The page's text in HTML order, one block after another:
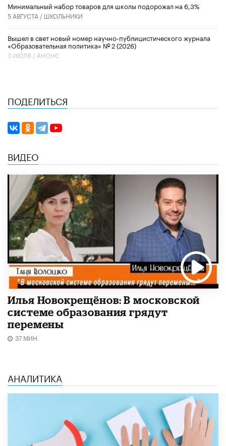
Минимальный набор товаров для школы подорожал на 6,3%
5 АВГУСТА / ШКОЛЬНИКИ
Вышел в свет новый номер научно-публицистического журнала
«Образовательная политика» № 2 (2026)
3 ИЮЛЯ / АНОНС
ПОДЕЛИТЬСЯ
ВИДЕО
Илья Новокрещёнов: В московской
системе образования грядут
перемены
37 МИН.
АНАЛИТИКА